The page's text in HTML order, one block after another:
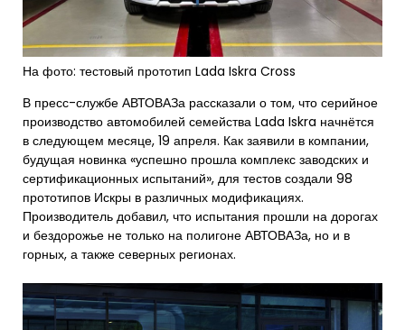
На фото: тестовый прототип Lada Iskra Cross
В пресс-службе АВТОВАЗа рассказали о том, что серийное
производство автомобилей семейства Lada Iskra начнётся
в следующем месяце, 19 апреля. Как заявили в компании,
будущая новинка «успешно прошла комплекс заводских и
сертификационных испытаний», для тестов создали 98
прототипов Искры в различных модификациях.
Производитель добавил, что испытания прошли на дорогах
и бездорожье не только на полигоне АВТОВАЗа, но и в
горных, а также северных регионах.